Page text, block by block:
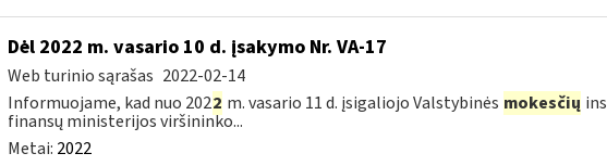
Dėl 2022 m. vasario 10 d. įsakymo Nr. VA-17
Web turinio sąrašas 2022-02-14
Informuojame, kad nuo 2022 m. vasario 11 d. įsigaliojo Valstybinės mokesčių
finansų ministerijos viršininko...
Metai: 2022